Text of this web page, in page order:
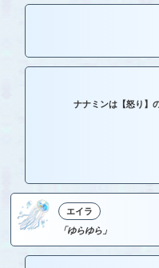
ナナミンは【怒り】
エイラ
「ゆらゆら」